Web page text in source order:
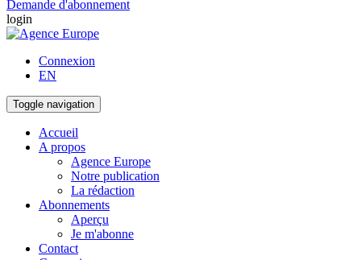
Demande d'abonnement
login
Connexion
EN
Toggle navigation
Accueil
A propos
Agence Europe
Notre publication
La rédaction
Abonnements
Aperçu
Je m'abonne
Contact